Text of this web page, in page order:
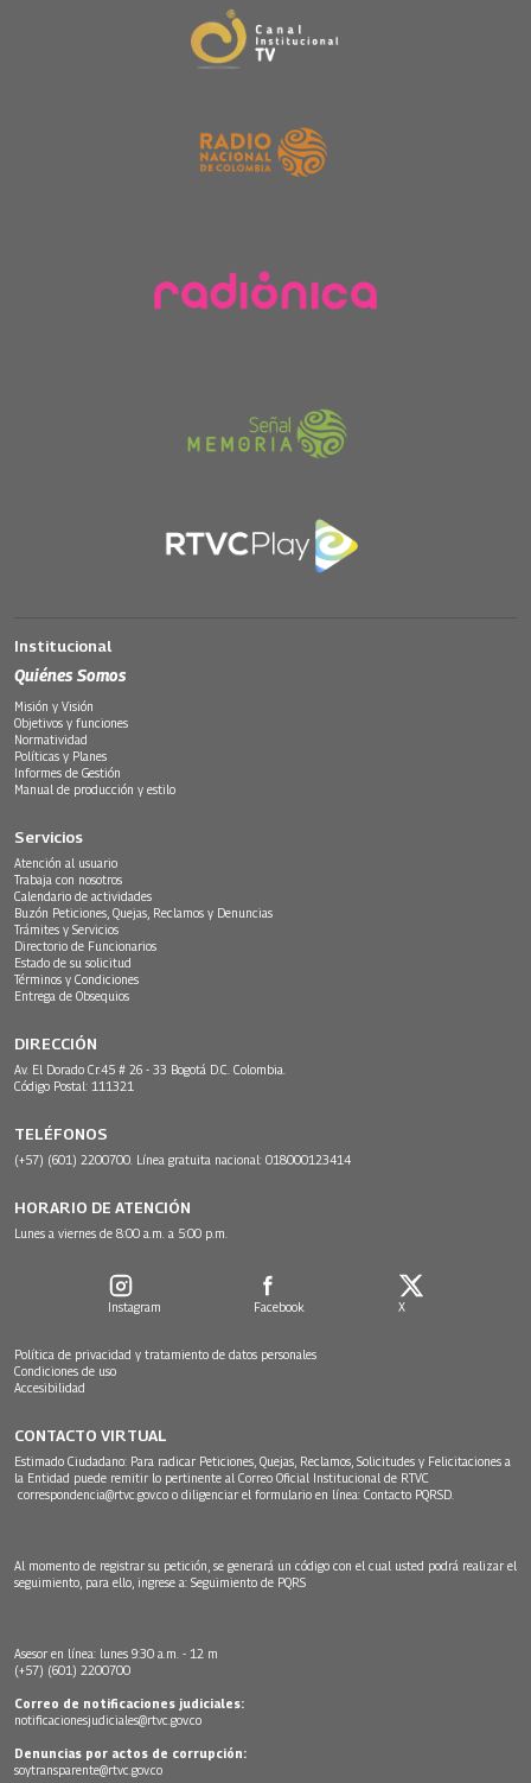
Institucional
Quiénes Somos
Misión y Visión
Objetivos y funciones
Normatividad
Políticas y Planes
Informes de Gestión
Manual de producción y estilo
Servicios
Atención al usuario
Trabaja con nosotros
Calendario de actividades
Buzón Peticiones, Quejas, Reclamos y Denuncias
Trámites y Servicios
Directorio de Funcionarios
Estado de su solicitud
Términos y Condiciones
Entrega de Obsequios
DIRECCIÓN
Av. El Dorado Cr.45 # 26 - 33 Bogotá D.C. Colombia.
Código Postal: 111321
TELÉFONOS
(+57) (601) 2200700. Línea gratuita nacional: 018000123414
HORARIO DE ATENCIÓN
Lunes a viernes de 8:00 a.m. a 5:00 p.m.
Instagram Facebook X
Política de privacidad y tratamiento de datos personales
Condiciones de uso
Accesibilidad
CONTACTO VIRTUAL
Estimado Ciudadano: Para radicar Peticiones, Quejas, Reclamos, Solicitudes y Felicitaciones a
la Entidad puede remitir lo pertinente al Correo Oficial Institucional de RTVC
correspondencia@rtvc.gov.co o diligenciar el formulario en línea: Contacto PQRSD.
Al momento de registrar su petición, se generará un código con el cual usted podrá realizar el
seguimiento, para ello, ingrese a: Seguimiento de PQRS
Asesor en línea: lunes 9:30 a.m. - 12 m
(+57) (601) 2200700
Correo de notificaciones judiciales:
notificacionesjudiciales@rtvc.gov.co
Denuncias por actos de corrupción:
soytransparente@rtvc.gov.co